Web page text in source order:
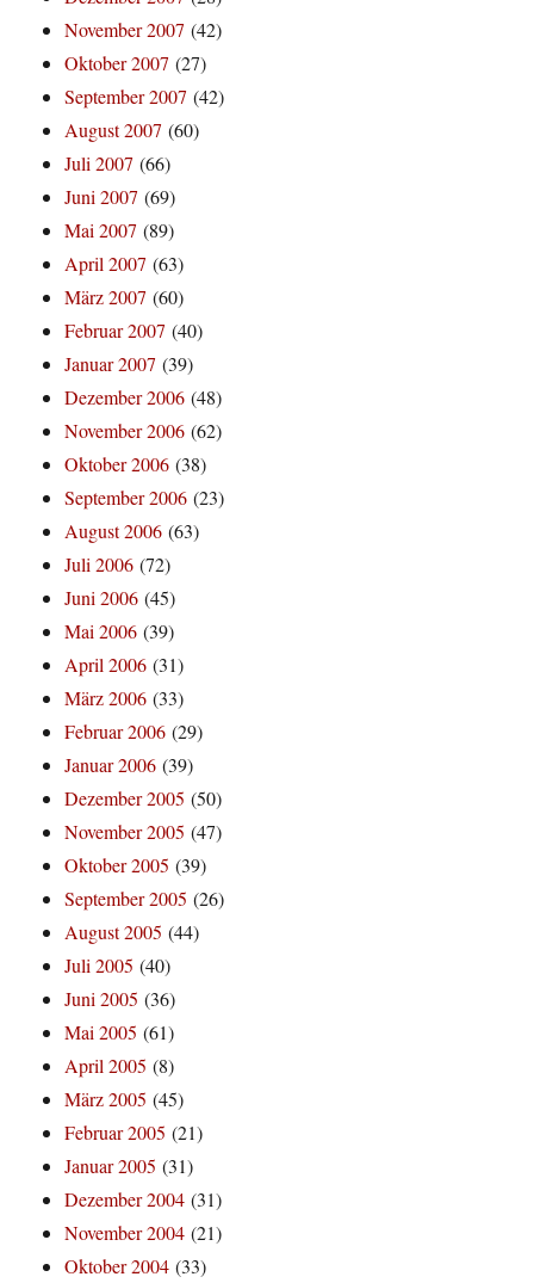
November 2007 (42)
Oktober 2007 (27)
September 2007 (42)
August 2007 (60)
Juli 2007 (66)
Juni 2007 (69)
Mai 2007 (89)
April 2007 (63)
März 2007 (60)
Februar 2007 (40)
Januar 2007 (39)
Dezember 2006 (48)
November 2006 (62)
Oktober 2006 (38)
September 2006 (23)
August 2006 (63)
Juli 2006 (72)
Juni 2006 (45)
Mai 2006 (39)
April 2006 (31)
März 2006 (33)
Februar 2006 (29)
Januar 2006 (39)
Dezember 2005 (50)
November 2005 (47)
Oktober 2005 (39)
September 2005 (26)
August 2005 (44)
Juli 2005 (40)
Juni 2005 (36)
Mai 2005 (61)
April 2005 (8)
März 2005 (45)
Februar 2005 (21)
Januar 2005 (31)
Dezember 2004 (31)
November 2004 (21)
Oktober 2004 (33)